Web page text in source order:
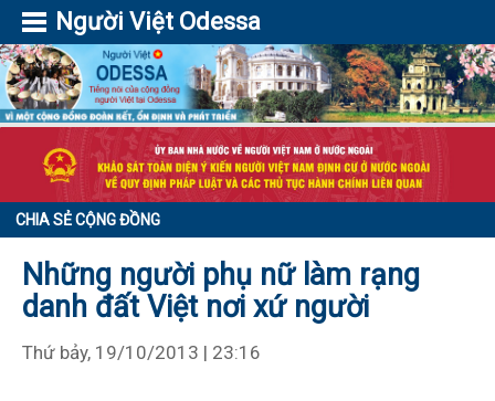
Người Việt Odessa
CHIA SẺ CỘNG ĐỒNG
Những người phụ nữ làm rạng
danh đất Việt nơi xứ người
Thứ bảy, 19/10/2013 | 23:16